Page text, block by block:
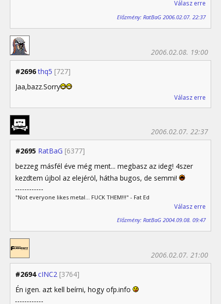
Válasz erre
Előzmény: RatBaG 2006.02.07. 22:37
#2696 thq5 [727]
2006.02.08. 19:00
Jaa,bazz.Sorry
Válasz erre
#2695 RatBaG [6377]
2006.02.07. 22:37
bezzeg másfél éve még ment... megbasz az ideg! 4szer
kezdtem újbol az elejéröl, hátha bugos, de semmi!
"Not everyone likes metal... FUCK THEM!!!" - Fat Ed
Válasz erre
Előzmény: RatBaG 2004.09.08. 09:47
#2694 cINC2 [3764]
2006.02.07. 21:00
Én igen. azt kell beírni, hogy ofp.info